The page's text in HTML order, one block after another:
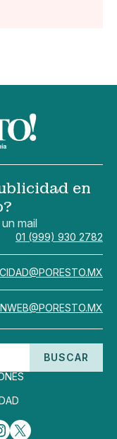
en
mail
01 (999) 930 2782
BUSCAR